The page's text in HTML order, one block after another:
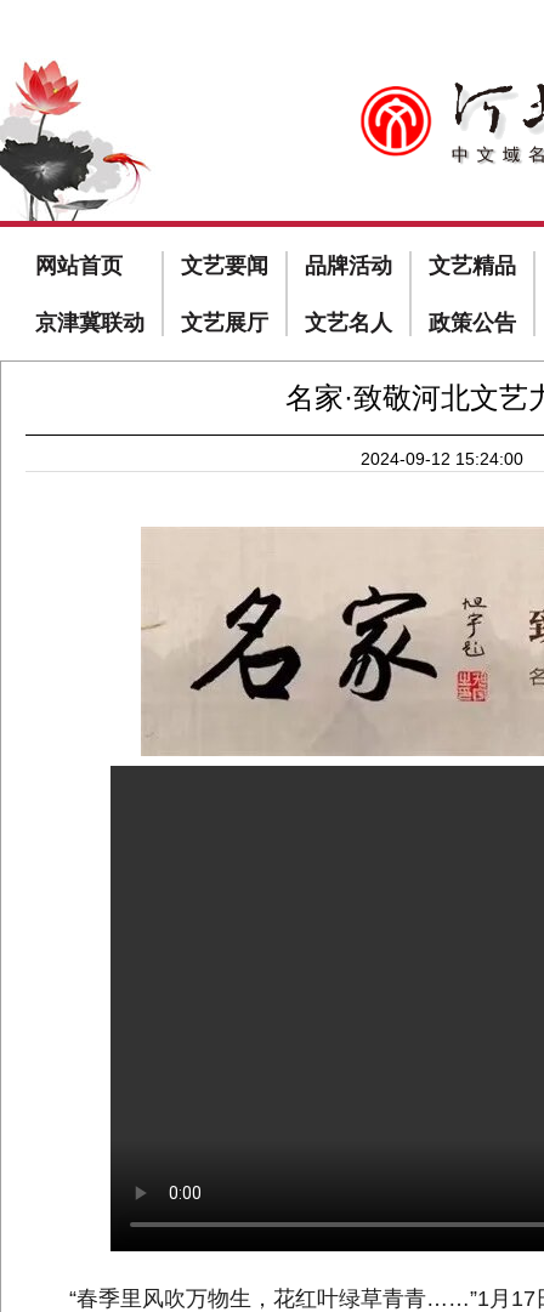
网站首页 文艺要闻 品牌活动 文艺精品
京津冀联动 文艺展厅 文艺名人 政策公告
名家·致敬河北文艺
2024-09-12 15:24:00
“春季里风吹万物生，花红叶绿草青青……”1月17